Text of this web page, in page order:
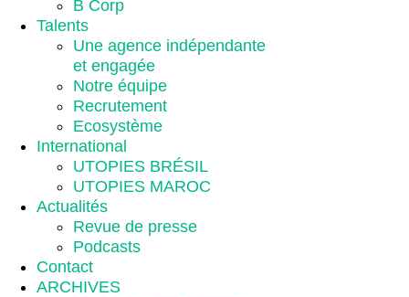
B Corp
Talents
Une agence indépendante
et engagée
Notre équipe
Recrutement
Ecosystème
International
UTOPIES BRÉSIL
UTOPIES MAROC
Actualités
Revue de presse
Podcasts
Contact
ARCHIVES